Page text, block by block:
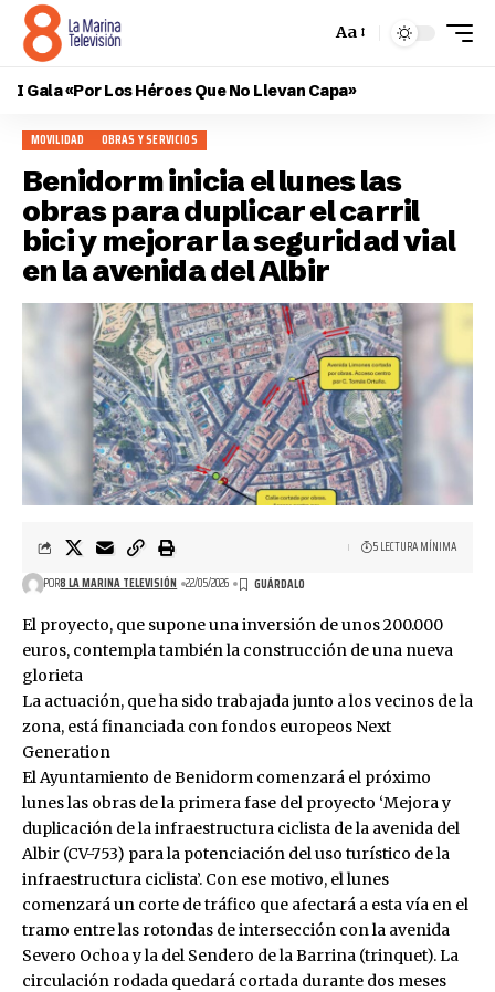
Aa
I Gala «Por Los Héroes Que No Llevan Capa»
MOVILIDAD OBRAS Y SERVICIOS
Benidorm inicia el lunes las
obras para duplicar el carril
bici y mejorar la seguridad vial
en la avenida del Albir
POR8 LA MARINA TELEVISIÓN 22/05/2026
5 LECTURA MÍNIMA
El proyecto, que supone una inversión de unos 200.000
euros, contempla también la construcción de una nueva
glorieta
La actuación, que ha sido trabajada junto a los vecinos de la
zona, está financiada con fondos europeos Next
Generation
El Ayuntamiento de Benidorm comenzará el próximo
lunes las obras de la primera fase del proyecto ‘Mejora y
duplicación de la infraestructura ciclista de la avenida del
Albir (CV-753) para la potenciación del uso turístico de la
infraestructura ciclista’. Con ese motivo, el lunes
comenzará un corte de tráfico que afectará a esta vía en el
tramo entre las rotondas de intersección con la avenida
Severo Ochoa y la del Sendero de la Barrina (trinquet). La
circulación rodada quedará cortada durante dos meses